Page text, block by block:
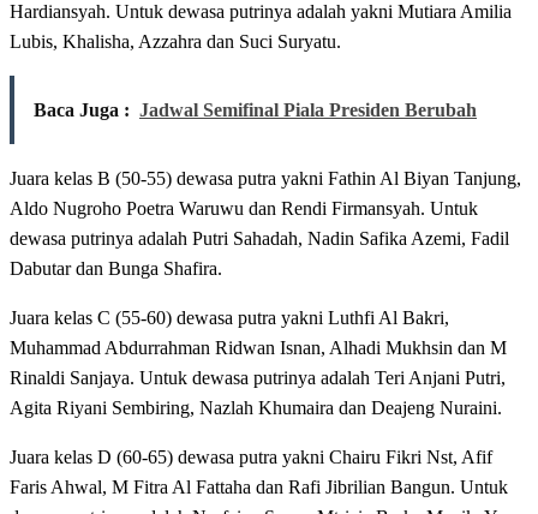
Hardiansyah. Untuk dewasa putrinya adalah yakni Mutiara Amilia
Lubis, Khalisha, Azzahra dan Suci Suryatu.
Baca Juga : Jadwal Semifinal Piala Presiden Berubah
Juara kelas B (50-55) dewasa putra yakni Fathin Al Biyan Tanjung,
Aldo Nugroho Poetra Waruwu dan Rendi Firmansyah. Untuk
dewasa putrinya adalah Putri Sahadah, Nadin Safika Azemi, Fadil
Dabutar dan Bunga Shafira.
Juara kelas C (55-60) dewasa putra yakni Luthfi Al Bakri,
Muhammad Abdurrahman Ridwan Isnan, Alhadi Mukhsin dan M
Rinaldi Sanjaya. Untuk dewasa putrinya adalah Teri Anjani Putri,
Agita Riyani Sembiring, Nazlah Khumaira dan Deajeng Nuraini.
Juara kelas D (60-65) dewasa putra yakni Chairu Fikri Nst, Afif
Faris Ahwal, M Fitra Al Fattaha dan Rafi Jibrilian Bangun. Untuk